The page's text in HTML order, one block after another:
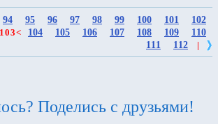
94 95 96 97 98 99 100 101 102
103< 104 105 106 107 108 109
110
111
112
Поделись с друзьями!